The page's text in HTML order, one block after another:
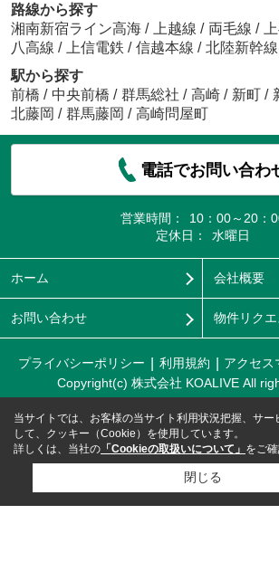
路線から探す
湘南新宿ライン高海 / 上越線 / 両毛線 /
八高線 / 上信電鉄 / 信越本線 / 北陸新幹線
駅から探す
前橋 / 中央前橋 / 群馬総社 / 高崎 / 新町 /
北藤岡 / 群馬藤岡 / 高崎問屋町
電話でお問い合わ
営業時間：
10：00～20：
定休日：
水曜日
ホーム 会社概要
お問い合わせ 物件リクエ
プライバシーポリシー 利用規約 アクセス
Copyright(c) 株式会社 KOALIVE All
当サイトでは、お客様の当サイト利用状況把握、サー
して、クッキー（Cookie）を使用しています。
詳しくは、当社の 「Cookieの取扱いについて」 をご確
閉じる